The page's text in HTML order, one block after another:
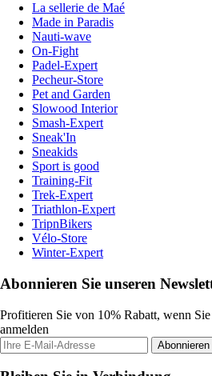
La sellerie de Maé
Made in Paradis
Nauti-wave
On-Fight
Padel-Expert
Pecheur-Store
Pet and Garden
Slowood Interior
Smash-Expert
Sneak'In
Sneakids
Sport is good
Training-Fit
Trek-Expert
Triathlon-Expert
TripnBikers
Vélo-Store
Winter-Expert
Abonnieren Sie unseren
Profitieren Sie von 10% Rabatt, wenn
anmelden
Abonnieren